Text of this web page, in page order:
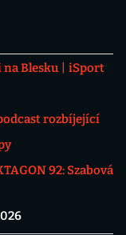
Blesku
iSport
rozbíjející
92: Szabová